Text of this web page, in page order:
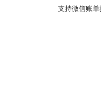
支持微信账